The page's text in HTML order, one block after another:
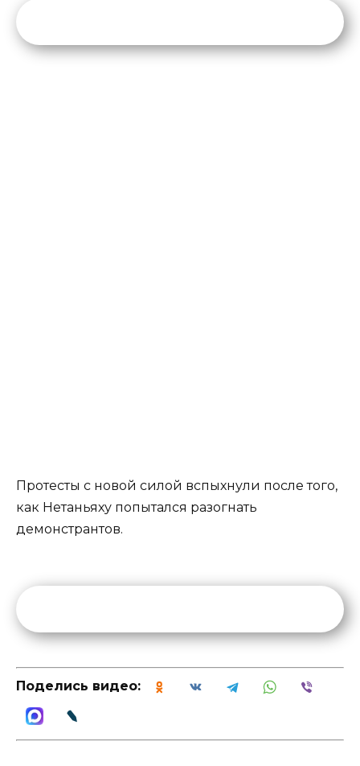
Протесты с новой силой вспыхнули после того,
как Нетаньяху попытался разогнать
демонстрантов.
Поделись видео: